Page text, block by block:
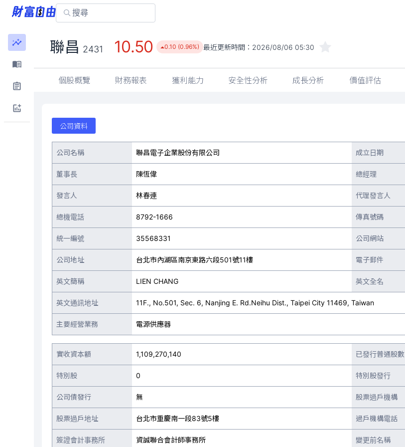
聯昌 2431 10.50 0.10 (0.96%) 最近更新時間： 2026/08/06 05:30
個股概覽 財務報表 獲利能力 安全性分析 成長分析 價值評估
公司資料
公司名稱 聯昌電子企業股份有限公司 成立日期
董事長 陳恆偉 總經理
發言人 林春連 代理發言人
總機電話 8792-1666 傳真號碼
統一編號 35568331 公司網站
公司地址 台北市內湖區南京東路六段501號11樓 電子郵件
英文簡稱 LIEN CHANG 英文全名
英文通訊地址 11F., No.501, Sec. 6, Nanjing E. Rd.Neihu Dist., Taipei City 11469, Taiwan
主要經營業務 電源供應器
實收資本額 1,109,270,140 已發行普通股數
特別股 0 特別股發行
公司債發行 無 股票過戶機構
股票過戶地址 台北市重慶南一段83號5樓 過戶機構電話
簽證會計事務所 資誠聯合會計師事務所 變更前名稱